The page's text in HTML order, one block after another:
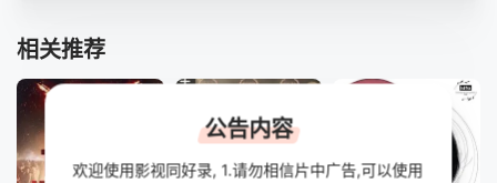
相关推荐
公告内容
欢迎使用影视同好录, 1.请勿相信片中广告,可以使用